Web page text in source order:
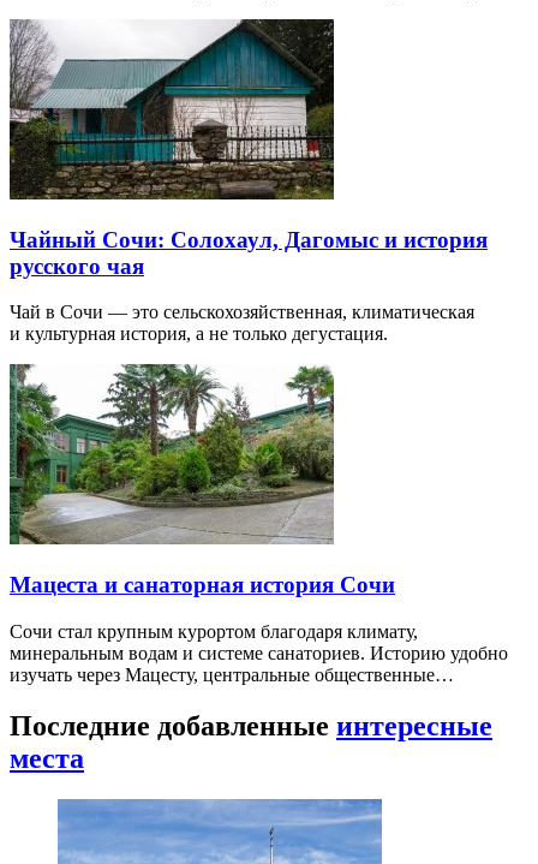
Чайный Сочи: Солохаул, Дагомыс и история
русского чая
Чай в Сочи — это сельскохозяйственная, климатическая
и культурная история, а не только дегустация.
Мацеста и санаторная история Сочи
Сочи стал крупным курортом благодаря климату,
минеральным водам и системе санаториев. Историю удобно
изучать через Мацесту, центральные общественные…
Последние добавленные интересные
места